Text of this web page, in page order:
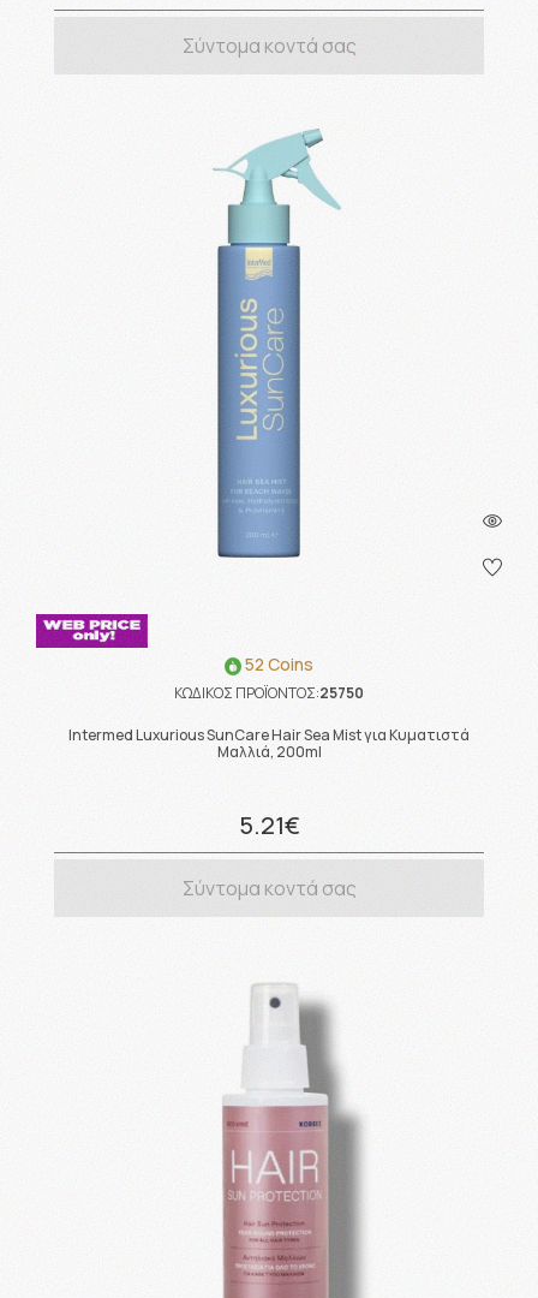
Σύντομα κοντά σας
52 Coins
ΚΩΔΙΚΟΣ ΠΡΟΪΟΝΤΟΣ:25750
Intermed Luxurious SunCare Hair Sea Mist για Κυματιστά
Μαλλιά, 200ml
5.21€
Σύντομα κοντά σας